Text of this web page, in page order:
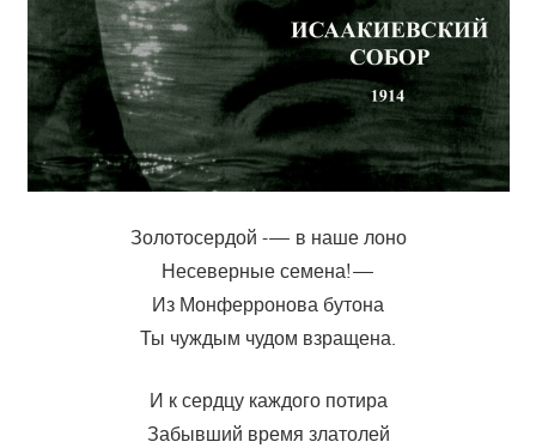
Золотосердой -— в наше лоно
Несеверные семена!—
Из Монферронова бутона
Ты чуждым чудом взращена.
И к сердцу каждого потира
Забывший время златолей